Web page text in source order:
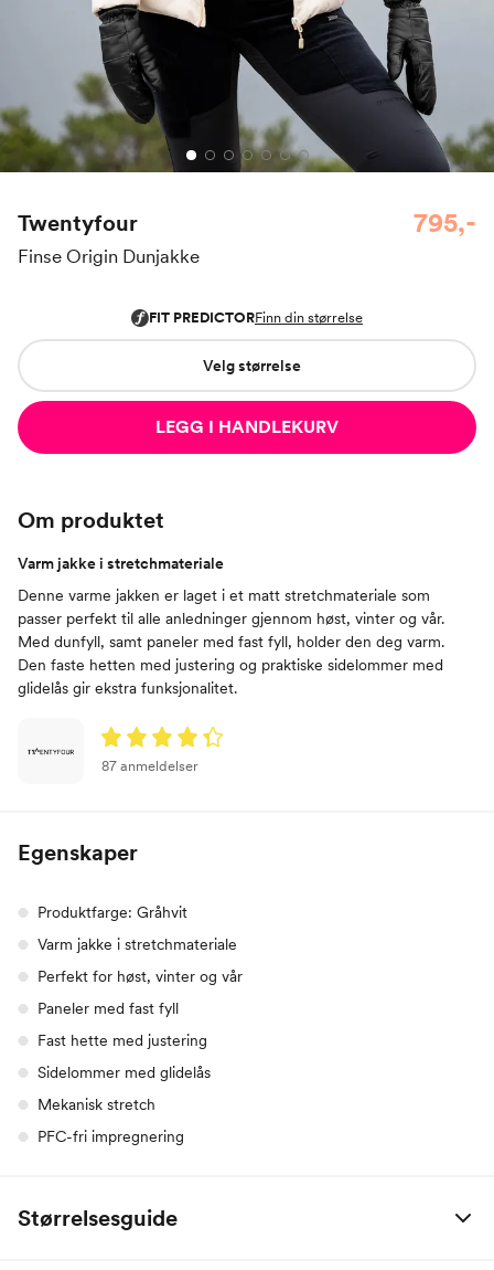
Twentyfour
Finse Origin Dunjakke
795,-
Velg størrelse
LEGG I HANDLEKURV
Om produktet
Varm jakke i stretchmateriale
Denne varme jakken er laget i et matt stretchmateriale som
passer perfekt til alle anledninger gjennom høst, vinter og vår.
Med dunfyll, samt paneler med fast fyll, holder den deg varm.
Den faste hetten med justering og praktiske sidelommer med
glidelås gir ekstra funksjonalitet.
87 anmeldelser
Egenskaper
Produktfarge: Gråhvit
Varm jakke i stretchmateriale
Perfekt for høst, vinter og vår
Paneler med fast fyll
Fast hette med justering
Sidelommer med glidelås
Mekanisk stretch
PFC-fri impregnering
Størrelsesguide